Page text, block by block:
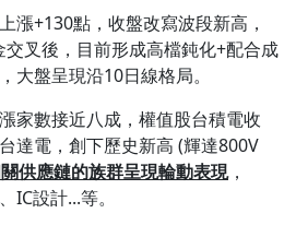
漲+130點，收盤改寫波段新高，
叉後，目前形成高檔鈍化+配合成
大盤呈現沿10日線格局。
家數接近八成，權值股台積電收
達電，創下歷史新高 (輝達800V
供應鏈的族群呈現輪動表現，
IC設計...等。